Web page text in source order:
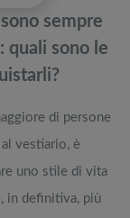
migliori
Friday Week
sempre
quali sono le
di persone
vestiario, è
uno stile di vita
in definitiva, più